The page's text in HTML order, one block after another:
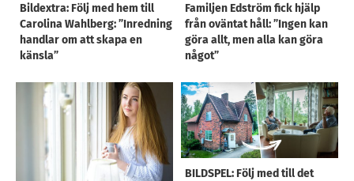
Bildextra: Följ med hem till
Carolina Wahlberg: ”Inredning
handlar om att skapa en
känsla”
Familjen Edström fick hjälp
från oväntat håll: ”Ingen kan
göra allt, men alla kan göra
något”
BILDSPEL: Följ med till det